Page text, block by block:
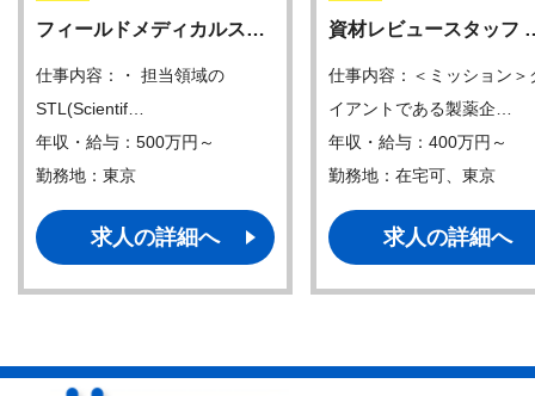
フィールドメディカルス…
仕事内容：・ 担当領域の
STL(Scientif…
年収・給与：500万円～
勤務地：東京
求人の詳細へ
資材レビュースタッフ
仕事内容：＜ミッション＞
イアントである製薬企…
年収・給与：400万円～
勤務地：在宅可、東京
求人の詳細へ